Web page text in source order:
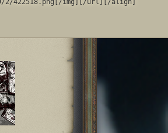
2/422518.png[/img][/url][/align]